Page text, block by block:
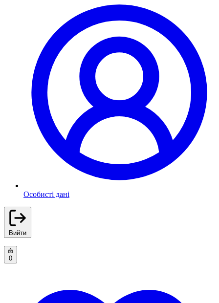
Особисті дані
Вийти
0